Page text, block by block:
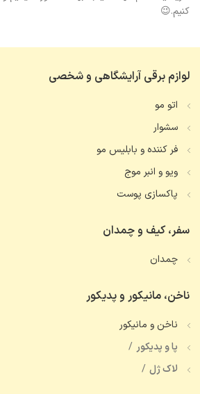
کنیم.😉
لوازم برقی آرایشگاهی و شخصی
اتو مو
سشوار
فر کننده و بابلیس مو
ویو و انبر موج
پاکسازی پوست
سفر، کیف و چمدان
چمدان
ناخن، مانیکور و پدیکور
ناخن و مانیکور
پا و پدیکور
لاک ژل